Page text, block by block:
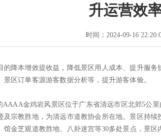
升运营效
时间：2024-09-16
的降本增效提收益，降低景区用人成本、提升服
景区订单客源游客数据分析等，提升游客体验。
AAAA金鸡岩风景区位于广东省清远市区北郊5公
及宗教胜地，为清远市道教协会所在地。景区持
馆金芝观道教胜地、八卦迷宫等30多处景点，景